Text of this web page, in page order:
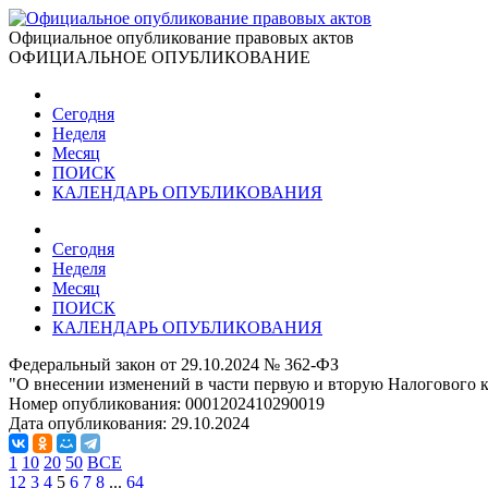
Официальное опубликование правовых актов
ОФИЦИАЛЬНОЕ ОПУБЛИКОВАНИЕ
Сегодня
Неделя
Месяц
ПОИСК
КАЛЕНДАРЬ ОПУБЛИКОВАНИЯ
Сегодня
Неделя
Месяц
ПОИСК
КАЛЕНДАРЬ ОПУБЛИКОВАНИЯ
Федеральный закон от 29.10.2024 № 362-ФЗ
"О внесении изменений в части первую и вторую Налогового
Номер опубликования: 0001202410290019
Дата опубликования: 29.10.2024
1 10 20 50 ВСЕ
1 2 3 4 5 6 7 8 ... 64